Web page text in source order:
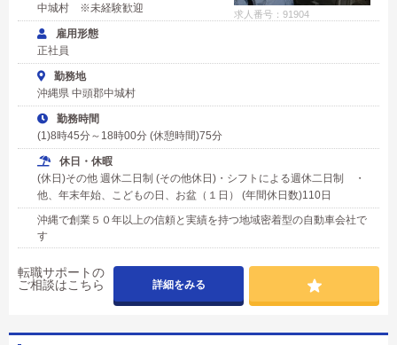
求人番号：91904
中城村 ※未経験歓迎
雇用形態
正社員
勤務地
沖縄県 中頭郡中城村
勤務時間
(1)8時45分～18時00分 (休憩時間)75分
休日・休暇
(休日)その他 週休二日制 (その他休日)・シフトによる週休二日制 ・
他、年末年始、こどもの日、お盆（１日） (年間休日数)110日
沖縄で創業５０年以上の信頼と実績を持つ地域密着型の自動車会社で
す
転職サポートの
ご相談はこちら
詳細をみる